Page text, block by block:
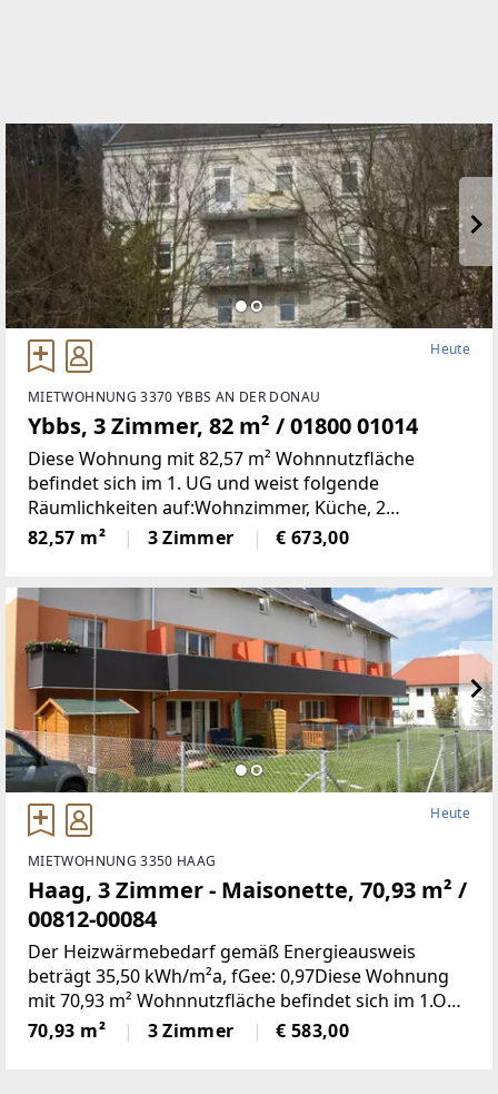
Heute
MIETWOHNUNG 3370 YBBS AN DER DONAU
Ybbs, 3 Zimmer, 82 m² / 01800 01014
Diese Wohnung mit 82,57 m² Wohnnutzfläche
befindet sich im 1. UG und weist folgende
Räumlichkeiten auf:Wohnzimmer, Küche, 2
Schlafzimmer, Bad, WC, Vorraum, AbstellraumMiete
€ 673Finanzierungsbeitrag € 2.900 Der
82,57 m² 3 Zimmer € 673,00
Heute
MIETWOHNUNG 3350 HAAG
Haag, 3 Zimmer - Maisonette, 70,93 m² /
00812-00084
Der Heizwärmebedarf gemäß Energieausweis
beträgt 35,50 kWh/m²a, fGee: 0,97Diese Wohnung
mit 70,93 m² Wohnnutzfläche befindet sich im 1.OG
+ DG und weist folgende Räumlichkeiten
auf:Wohnzimmer, zwei Schlafzimmer, Küche, Bad,
70,93 m² 3 Zimmer € 583,00